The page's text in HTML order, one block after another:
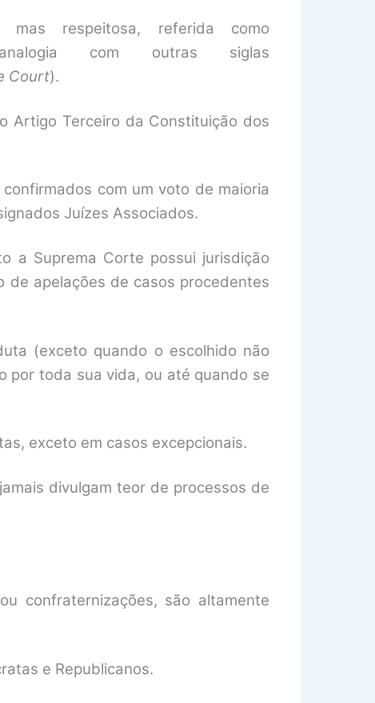
respeitosa, referida como
com outras siglas
Court).
Artigo Terceiro da Constituição dos
com um voto de maioria
Juízes Associados.
a Suprema Corte possui jurisdição
de apelações de casos procedentes
(exceto quando o escolhido não
por toda sua vida, ou até quando se
exceto em casos excepcionais.
divulgam teor de processos de
confraternizações, são altamente
e Republicanos.